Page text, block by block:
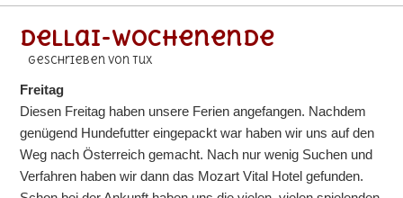
Dellai-Wochenende
geschrieben von Tux
Freitag
Diesen Freitag haben unsere Ferien angefangen. Nachdem
genügend Hundefutter eingepackt war haben wir uns auf den
Weg nach Österreich gemacht. Nach nur wenig Suchen und
Verfahren haben wir dann das Mozart Vital Hotel gefunden.